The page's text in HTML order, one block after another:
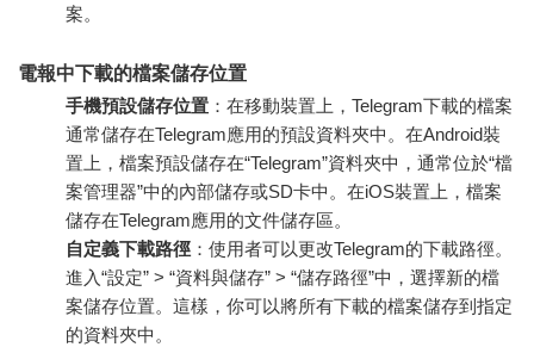
案。
電報中下載的檔案儲存位置
手機預設儲存位置 ：在移動裝置上，Telegram下載的檔案
通常儲存在Telegram應用的預設資料夾中。在Android裝
置上，檔案預設儲存在“Telegram”資料夾中，通常位於“檔
案管理器”中的內部儲存或SD卡中。在iOS裝置上，檔案
儲存在Telegram應用的文件儲存區。
自定義下載路徑 ：使用者可以更改Telegram的下載路徑。
進入“設定” > “資料與儲存” > “儲存路徑”中，選擇新的檔
案儲存位置。這樣，你可以將所有下載的檔案儲存到指定
的資料夾中。